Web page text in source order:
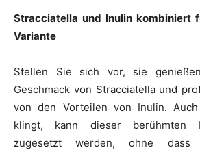
Stracciatella und Inulin kombiniert
Variante
Stellen Sie sich vor, sie
Geschmack von Stracciatella und
von den Vorteilen von Inulin.
klingt, kann dieser berühmten
zugesetzt werden, ohne dass